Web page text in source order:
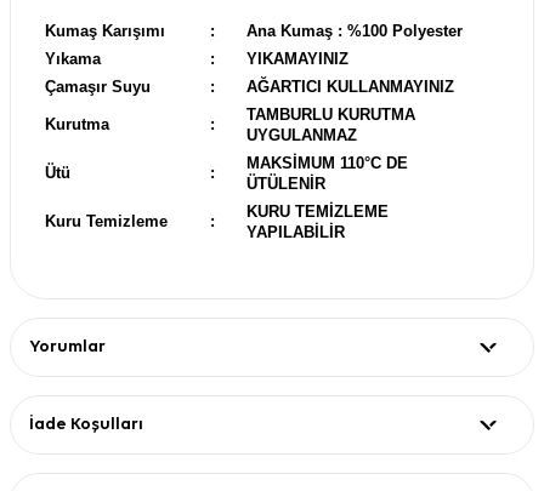
Kumaş Karışımı :
Ana Kumaş : %100 Polyester
Yıkama
:
YIKAMAYINIZ
Çamaşır Suyu
: AĞARTICI KULLANMAYINIZ
Kurutma :
TAMBURLU KURUTMA
UYGULANMAZ
Ütü :
MAKSİMUM 110°C DE
ÜTÜLENİR
Kuru Temizleme :
KURU TEMİZLEME
YAPILABİLİR
Yorumlar
İade Koşulları